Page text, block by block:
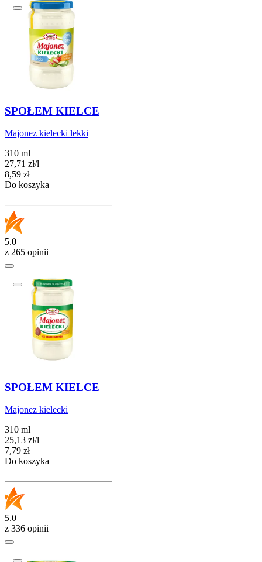
SPOŁEM KIELCE
Majonez kielecki lekki
310 ml
27,71 zł/l
Cena
8,59 zł
Do koszyka
5.0
z 265 opinii
SPOŁEM KIELCE
Majonez kielecki
310 ml
25,13 zł/l
Cena
7,79 zł
Do koszyka
5.0
z 336 opinii